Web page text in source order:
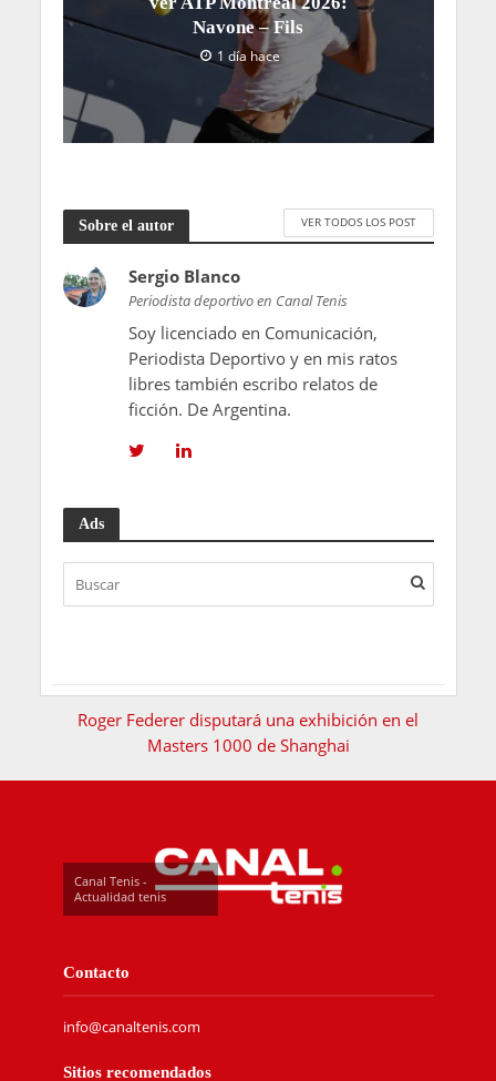
Navone – Fils
1 día hace
Sobre el autor VER TODOS LOS POST
Sergio Blanco
Periodista deportivo en Canal Tenis
Soy licenciado en Comunicación,
Periodista Deportivo y en mis ratos
libres también escribo relatos de
ficción. De Argentina.
Ads
Roger Federer disputará una exhibición en el
Masters 1000 de Shanghai
Canal Tenis -
Actualidad tenis
Contacto
info@canaltenis.com
Sitios recomendados